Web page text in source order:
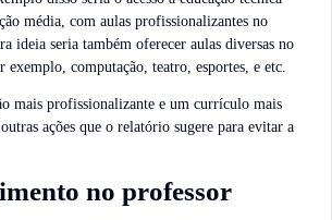
média, com aulas profissionalizantes no
ideia seria também oferecer aulas diversas no
exemplo, computação, teatro, esportes, e etc.
mais profissionalizante e um currículo mais
ações que o relatório sugere para evitar a
no professor